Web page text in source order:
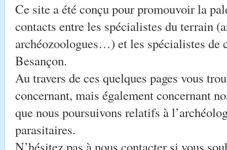
Ce site a été conçu pour promouvoir la
contacts entre les spécialistes du terrain
archéozoologues…) et les spécialistes de
Besançon.
Au travers de ces quelques pages vous
concernant, mais également concernant
que nous poursuivons relatifs à
parasitaires.